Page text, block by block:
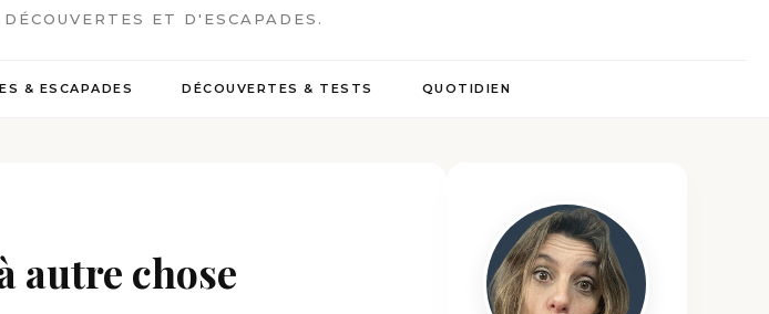
ET D'ESCAPADES.
& ESCAPADES DÉCOUVERTES & TESTS QUOTIDIEN
autre chose